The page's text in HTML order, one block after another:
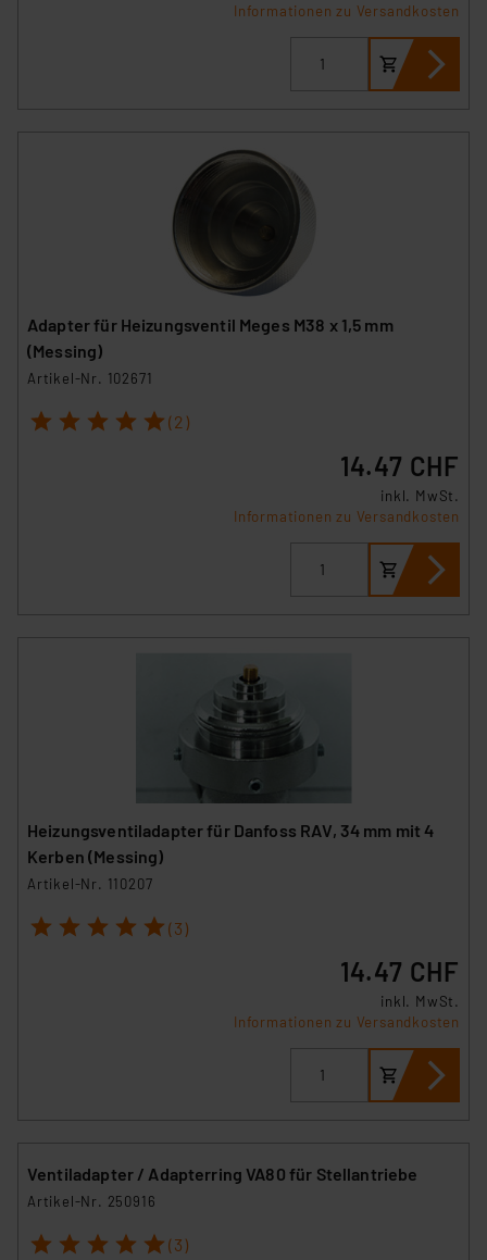
Informationen zu Versandkosten
Adapter für Heizungsventil Meges M38 x 1,5 mm
(Messing)
Artikel-Nr. 102671
1 2 3 4 5 (2)
14.47 CHF
inkl. MwSt.
Informationen zu Versandkosten
Heizungsventiladapter für Danfoss RAV, 34 mm mit 4
Kerben (Messing)
Artikel-Nr. 110207
1 2 3 4 5 (3)
14.47 CHF
inkl. MwSt.
Informationen zu Versandkosten
Ventiladapter / Adapterring VA80 für Stellantriebe
Artikel-Nr. 250916
1 2 3 4 5 (3)